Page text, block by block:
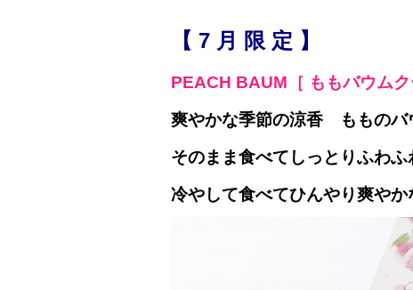
【 7 月 限 定 】
PEACH BAUM［ ももバウムク
爽やかな季節の涼香 もものバ
そのまま食べてしっとりふわふ
冷やして食べてひんやり爽や